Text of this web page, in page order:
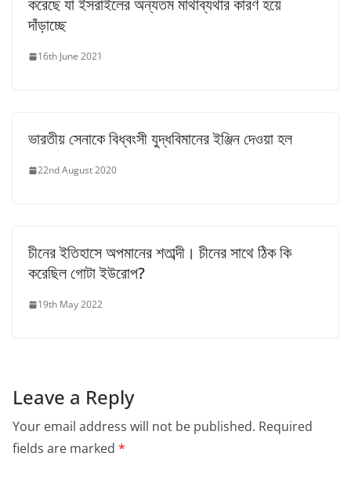
করেছে যা ইসরাইলের অন্যতম মাথাব্যথার কারণ হয়ে
দাঁড়াচ্ছে
16th June 2021
ভারতীয় সেনাকে বিধ্বংসী যুদ্ধবিমানের ইঞ্জিন দেওয়া হল
22nd August 2020
চীনের ইতিহাসে অপমানের শতাব্দী। চীনের সাথে ঠিক কি
করেছিল গোটা ইউরোপ?
19th May 2022
Leave a Reply
Your email address will not be published. Required
fields are marked *